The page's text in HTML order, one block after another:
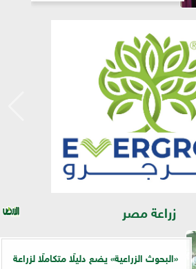
زراعة مصر
​«البحوث الزراعية» يضع دليلًا متكاملًا لزراعة